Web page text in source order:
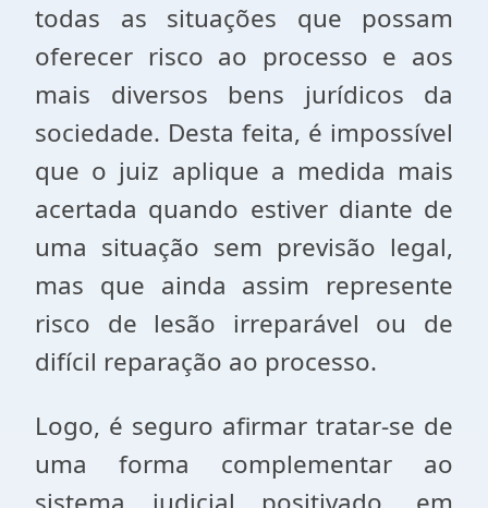
todas as situações que possam
oferecer risco ao processo e aos
mais diversos bens jurídicos da
sociedade. Desta feita, é impossível
que o juiz aplique a medida mais
acertada quando estiver diante de
uma situação sem previsão legal,
mas que ainda assim represente
risco de lesão irreparável ou de
difícil reparação ao processo.
Logo, é seguro afirmar tratar-se de
uma forma complementar ao